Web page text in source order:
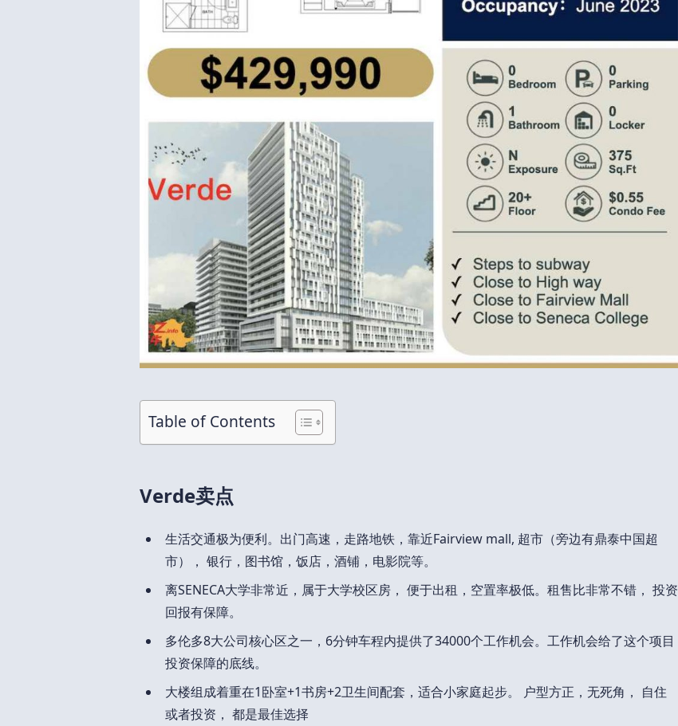
Table of Contents
Verde卖点
生活交通极为便利。出门高速，走路地铁，靠近Fairview mall, 超市（旁边有鼎泰中国超
市）， 银行，图书馆，饭店，酒铺，电影院等。
离SENECA大学非常近，属于大学校区房， 便于出租，空置率极低。租售比非常不错， 投资
回报有保障。
多伦多8大公司核心区之一，6分钟车程内提供了34000个工作机会。工作机会给了这个项目
投资保障的底线。
大楼组成着重在1卧室+1书房+2卫生间配套，适合小家庭起步。 户型方正，无死角， 自住
或者投资， 都是最佳选择